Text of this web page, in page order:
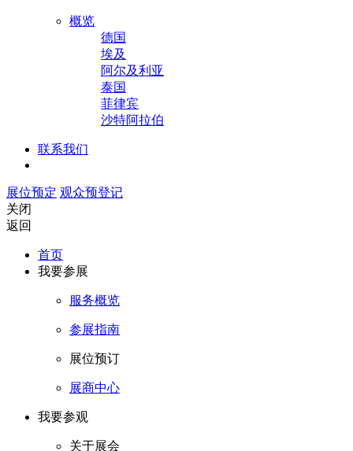
概览
德国
埃及
阿尔及利亚
泰国
菲律宾
沙特阿拉伯
联系我们
展位预定 观众预登记
关闭
返回
首页
我要参展
服务概览
参展指南
展位预订
展商中心
我要参观
关于展会